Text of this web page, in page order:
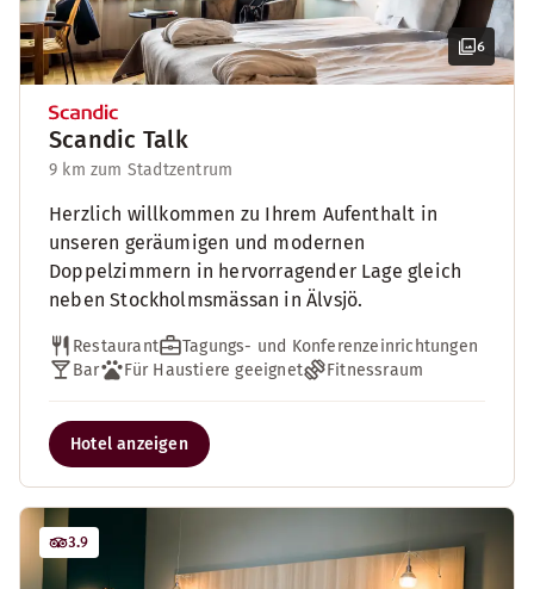
6
Scandic Talk
9 km zum Stadtzentrum
Herzlich willkommen zu Ihrem Aufenthalt in
unseren geräumigen und modernen
Doppelzimmern in hervorragender Lage gleich
neben Stockholmsmässan in Älvsjö.
Restaurant
Tagungs- und Konferenzeinrichtungen
Bar
Für Haustiere geeignet Fitnessraum
Hotel anzeigen
3.9